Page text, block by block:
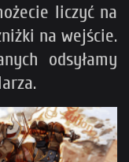
liczyć na
na wejście.
odsyłamy